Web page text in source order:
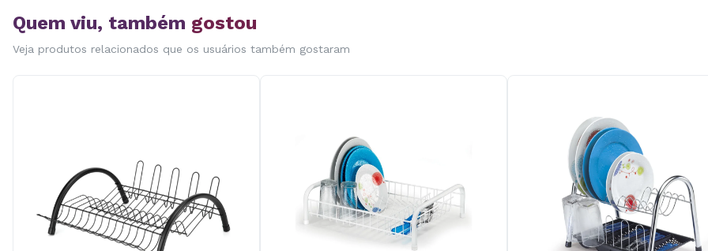
Quem viu, também gostou
Veja produtos relacionados que os usuários também gostaram